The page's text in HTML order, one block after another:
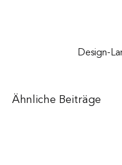
Design-
Ähnliche Beiträge